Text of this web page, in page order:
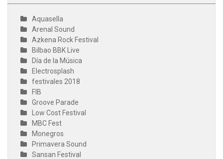
Aquasella
Arenal Sound
Azkena Rock Festival
Bilbao BBK Live
Día de la Música
Electrosplash
festivales 2018
FIB
Groove Parade
Low Cost Festival
MBC Fest
Monegros
Primavera Sound
Sansan Festival